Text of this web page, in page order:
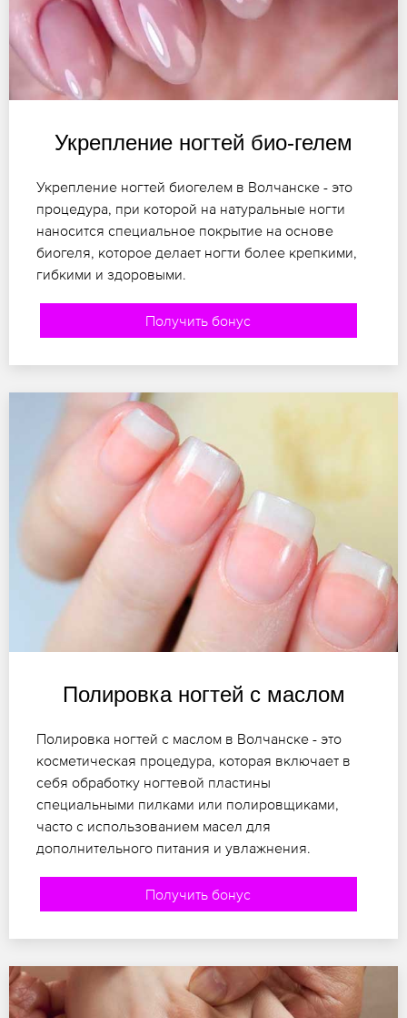
Укрепление ногтей био-гелем
Укрепление ногтей биогелем в Волчанске - это
процедура, при которой на натуральные ногти
наносится специальное покрытие на основе
биогеля, которое делает ногти более крепкими,
гибкими и здоровыми.
Получить бонус
Полировка ногтей с маслом
Полировка ногтей с маслом в Волчанске - это
косметическая процедура, которая включает в
себя обработку ногтевой пластины
специальными пилками или полировщиками,
часто с использованием масел для
дополнительного питания и увлажнения.
Получить бонус